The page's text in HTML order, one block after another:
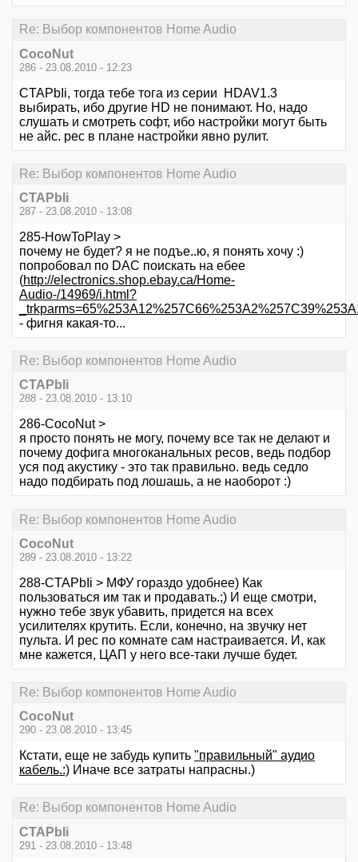
Re: Выбор компонентов Home Audio
CocoNut
286 - 23.08.2010 - 12:23
CTAPbIi, тогда тебе тога из серии HDAV1.3
выбирать, ибо другие HD не понимают. Но, надо
слушать и смотреть софт, ибо настройки могут быть
не айс. рес в плане настройки явно рулит.
Re: Выбор компонентов Home Audio
CTAPbIi
287 - 23.08.2010 - 13:08
285-HowToPlay >
почему не будет? я не подъе..ю, я понять хочу :)
попробовал по DAC поискать на ебее
(http://electronics.shop.ebay.ca/Home-
Audio-/14969/i.html?
- фигня какая-то...
Re: Выбор компонентов Home Audio
CTAPbIi
288 - 23.08.2010 - 13:10
286-CocoNut >
я просто понять не могу, почему все так не делают и
почему дофига многоканальных ресов, ведь подбор
уся под акустику - это так правильно. ведь седло
надо подбирать под лошашь, а не наоборот :)
Re: Выбор компонентов Home Audio
CocoNut
289 - 23.08.2010 - 13:22
288-CTAPbIi > МФУ гораздо удобнее) Как
пользоваться им так и продавать.;) И еще смотри,
нужно тебе звук убавить, придется на всех
усилителях крутить. Если, конечно, на звучку нет
пульта. И рес по комнате сам настраивается. И, как
мне кажется, ЦАП у него все-таки лучше будет.
Re: Выбор компонентов Home Audio
CocoNut
290 - 23.08.2010 - 13:45
Кстати, еще не забудь купить "правильный" аудио
кабель.:) Иначе все затраты напрасны.)
Re: Выбор компонентов Home Audio
CTAPbIi
291 - 23.08.2010 - 13:48